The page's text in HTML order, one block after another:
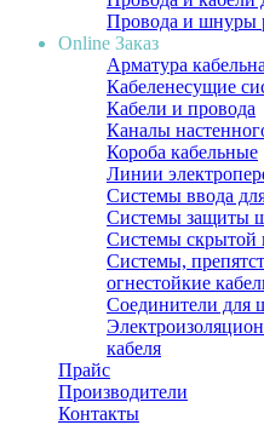
Провода и шнуры
Online Заказ
Арматура
Кабеленесущие
Кабели и провода
Каналы
Короба кабельные
Линии
Системы ввода
Системы защиты
Системы скрытой
Системы,
огнестойкие
Соединители для
кабеля
Прайс
Производители
Контакты